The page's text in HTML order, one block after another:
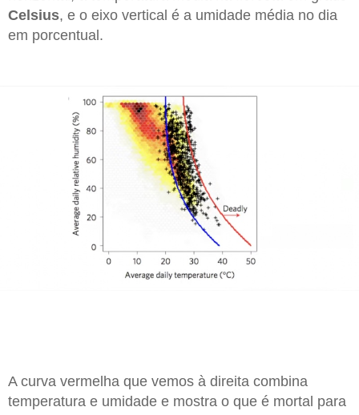
Celsius, e o eixo vertical é a umidade média no dia
em porcentual.
A curva vermelha que vemos à direita combina
temperatura e umidade e mostra o que é mortal para